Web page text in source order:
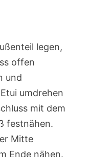
legen,
offen
und
umdrehen
mit dem
festnähen.
Mitte
Ende nähen.